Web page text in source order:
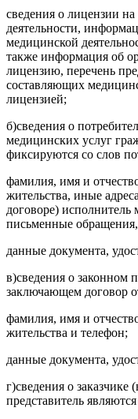
сведения о лицензии
деятельности,
медицинской
также информация об
лицензию, перечень
составляющих
лицензией;
б)сведения о
медицинских услуг
фиксируются со слов
фамилия, имя и
жительства, иные
договоре) исполнитель
письменные
данные документа,
в)сведения о законном
заключающем договор
фамилия, имя и
жительства и телефон;
данные документа,
г)сведения о заказчике
представитель